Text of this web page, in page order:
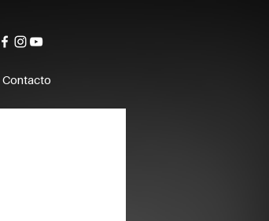
Contacto